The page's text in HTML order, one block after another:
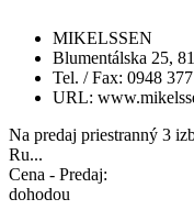
MIKELSSEN
Blumentálska 25,
Tel. / Fax: 0948
URL:
Na predaj priestranný 3
Ru...
Cena - Predaj:
dohodou